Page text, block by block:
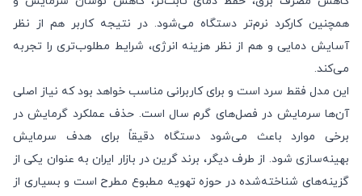
همچنین کارکرد نرم‌تر دستگاه می‌شود. در نتیجه کاربر هم از نظر
آسایش دمایی و هم از نظر هزینه انرژی، شرایط مطلوب‌تری را تجربه
می‌کند.
این مدل فقط سرد است و برای کاربرانی مناسب خواهد بود که نیاز اصلی
آن‌ها سرمایش در فصل‌های گرم سال است. حذف عملکرد گرمایش در
برخی موارد باعث می‌شود دستگاه دقیقاً برای هدف سرمایش
بهینه‌سازی شود. از طرف دیگر، برند گرین در بازار ایران به عنوان یکی از
گزینه‌های شناخته‌شده در حوزه تهویه مطبوع مطرح است و بسیاری از